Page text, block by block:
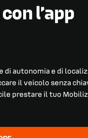
l’app
autonomia e di
il veicolo senza
prestare il tuo